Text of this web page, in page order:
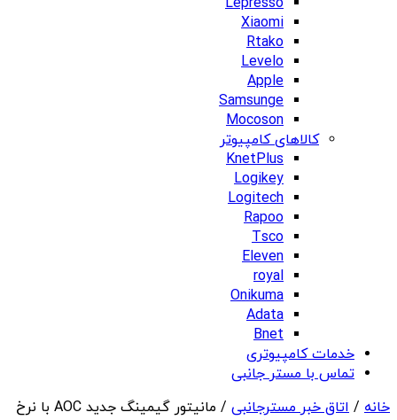
Xiaomi
Rtako
Levelo
Apple
Samsunge
Mocoson
کالاهای کامپیوتر
KnetPlus
Logikey
Logitech
Rapoo
Tsco
Eleven
royal
Onikuma
Adata
Bnet
خدمات کامپیوتری
تماس با مستر جانبی
خانه / اتاق خبر مسترجانبی
/ مانیتور گیمینگ جدید AOC با نرخ